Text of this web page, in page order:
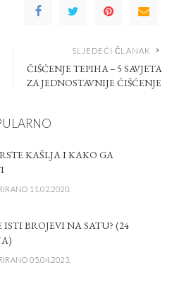
SLJEDEĆI ČLANAK
ČIŠĆENJE TEPIHA – 5 SAVJETA
ZA JEDNOSTAVNIJE ČIŠĆENJE
KAŠLJA I KAKO GA
11.02.2020.
ISTI BROJEVI NA SATU? (24
05.04.2023.